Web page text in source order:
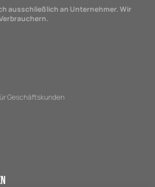
ausschließlich an Unternehmer. Wir
Geschäftskunden